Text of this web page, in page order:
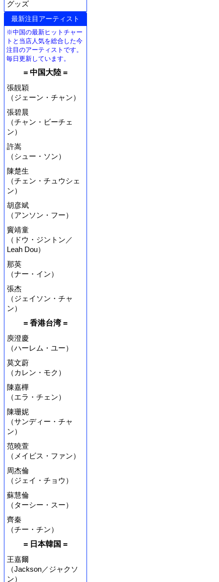
グッズ
最新注目アーティスト
※中国の最新ヒットチャー
トと当店人気を総合した今
注目のアーティストです。
毎日更新しています。
= 中国大陸 =
張靚穎
（ジェーン・チャン）
張碧晨
（チャン・ビーチェ
ン）
許嵩
（シュー・ソン）
陳楚生
（チェン・チュウシェ
ン）
胡彦斌
（アンソン・フー）
竇靖童
（ドウ・ジントン／
Leah Dou）
那英
（ナー・イン）
張杰
（ジェイソン・チャ
ン）
= 香港台湾 =
庾澄慶
（ハーレム・ユー）
莫文蔚
（カレン・モク）
陳嘉樺
（エラ・チェン）
陳珊妮
（サンディー・チャ
ン）
范曉萱
（メイビス・ファン）
周杰倫
（ジェイ・チョウ）
蘇慧倫
（ターシー・スー）
齊秦
（チー・チン）
= 日本韓国 =
王嘉爾
（Jackson／ジャクソ
ン）